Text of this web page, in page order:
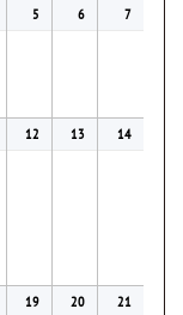
5 6 7
12 13 14
19 20 21